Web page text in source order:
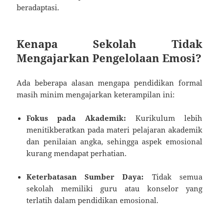
beradaptasi.
Kenapa Sekolah Tidak
Mengajarkan Pengelolaan Emosi?
Ada beberapa alasan mengapa pendidikan formal
masih minim mengajarkan keterampilan ini:
Fokus pada Akademik: Kurikulum lebih
menitikberatkan pada materi pelajaran akademik
dan penilaian angka, sehingga aspek emosional
kurang mendapat perhatian.
Keterbatasan Sumber Daya: Tidak semua
sekolah memiliki guru atau konselor yang
terlatih dalam pendidikan emosional.